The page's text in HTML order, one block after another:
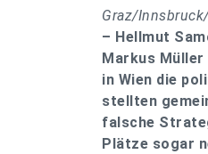
Graz/
– Hellmut
Markus
in Wien die
stellten
falsche
Plätze sogar